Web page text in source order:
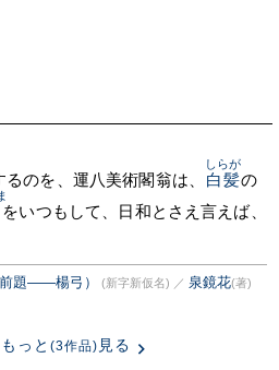
るのを、運八美術閣翁は、 白髪
しらが
の
をいつもして、日和とさえ言えば、
題――楊弓） (新字新仮名) ／ 泉鏡花(著)
っと (3作品) 見る